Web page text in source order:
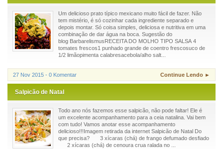
Um delicioso prato típico mexicano muito fácil de fazer. Não
tem mistério, é só cozinhar cada ingrediente separado e
depois montar. Só coisa simples, deliciosa e nutritiva em uma
combinação de dar água na boca. Sugestão do
blog BarbarelismusRECEITA DO MOLHO TIPO SALSA 4
tomates frescos1 punhado grande de coentro frescosuco de
1/2 limãopimenta calabresacebola/alho salt...
27 Nov 2015 - 0 Komentar Continue Lendo ►
Salpicão de Natal
Todo ano nós fazemos esse salpicão, não pode faltar! Ele é
um excelente acompanhamento para a ceia natalina. Vai bem
com tudo! Vamos anotar esse acompanhamento
delicioso!!!Imagem retirada da internet Salpicão de Natal Do
que precisa? 3 xícaras (chá) de frango defumado desfiado
2 xícaras (chá) de cenoura crua ralada no ...